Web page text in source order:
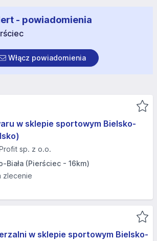
- powiadomienia
Włącz powiadomienia
w sklepie sportowym Bielsko-
sp. z o.o.
Biała (Pierściec - 16km)
zlecenie
w sklepie sportowym Bielsko-